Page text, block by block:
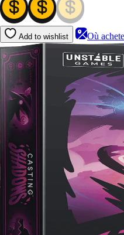
Add to wishlist Où